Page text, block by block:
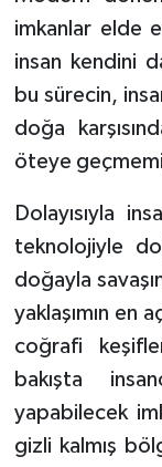
imkanlar elde
insan kendini
bu sürecin,
doğa
öteye
Dolayısıyla
teknolojiyle
doğayla
yaklaşımın en
coğrafi
bakışta
yapabilecek
gizli kalmış
Niğde
Osmaniye
Rize
Sakarya
Samsun
Siirt
Sinop